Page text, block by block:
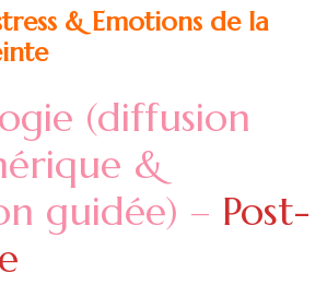
& Emotions de la
(diffusion
&
guidée) – Post-